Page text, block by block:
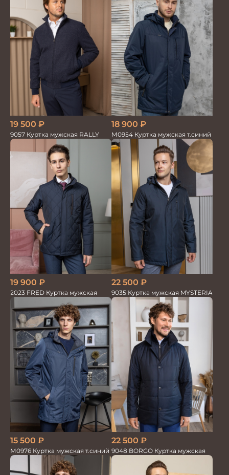
19 500 ₽
9057 Куртка мужская RALLY
18 900 ₽
М0954 Куртка мужская т.синий
19 900 ₽
2023 FRED Куртка мужская
22 500 ₽
9035 Куртка мужская MYSTERIA
15 500 ₽
М0976 Куртка мужская т.синий
22 500 ₽
9048 BORGO Куртка мужская